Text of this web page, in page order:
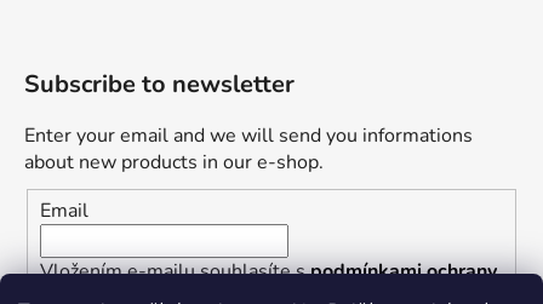
Subscribe to newsletter
Enter your email and we will send you informations
about new products in our e-shop.
Email
Vložením e-mailu souhlasíte spodmínkami ochrany
osobních údajů